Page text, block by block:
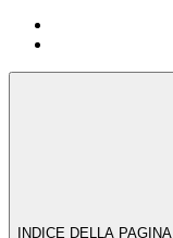
INDICE DELLA PAGINA